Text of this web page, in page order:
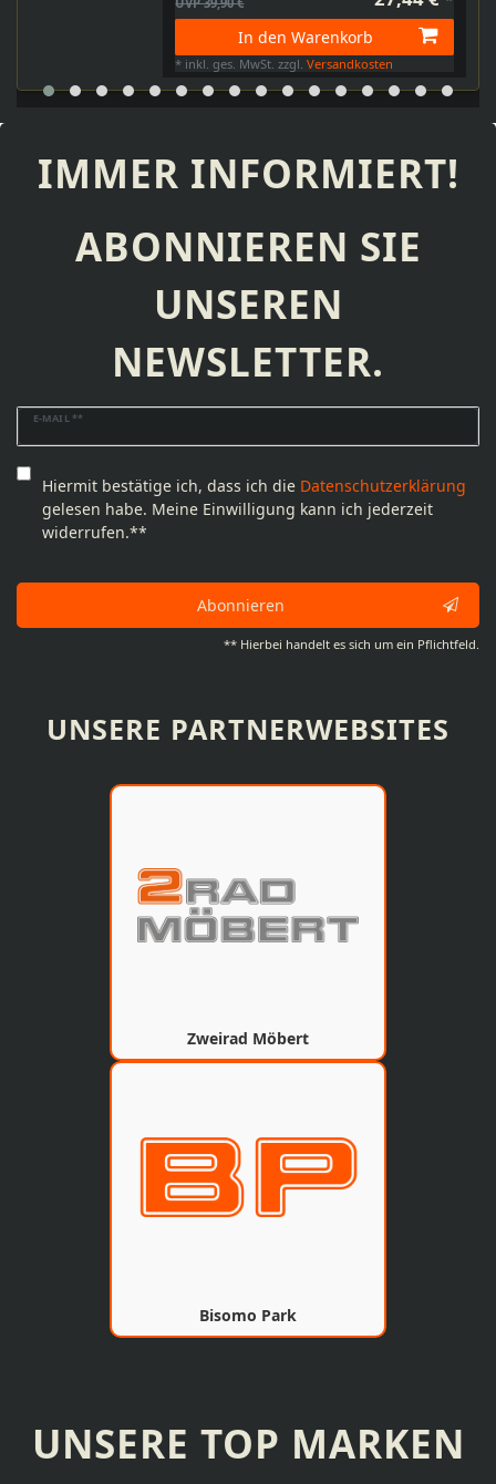
In den Warenkorb
* inkl. ges. MwSt. zzgl.Versandkosten
IMMER INFORMIERT!
ABONNIEREN SIE
UNSEREN
NEWSLETTER.
E-MAIL **
Newsletter
Honig
Hiermit bestätige ich, dass ich die Daten­schutz­erklärung
gelesen habe. Meine Einwilligung kann ich jederzeit
widerrufen.**
Abonnieren
** Hierbei handelt es sich um ein Pflichtfeld.
UNSERE PARTNERWEBSITES
Zweirad Möbert
Bisomo Park
UNSERE TOP MARKEN